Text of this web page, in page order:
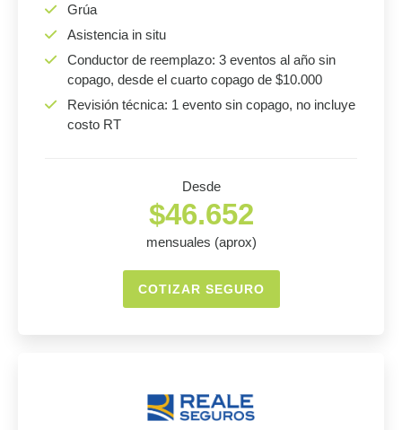
Grúa
Asistencia in situ
Conductor de reemplazo: 3 eventos al año sin
copago, desde el cuarto copago de $10.000
Revisión técnica: 1 evento sin copago, no incluye
costo RT
Desde
$46.652
mensuales (aprox)
COTIZAR SEGURO